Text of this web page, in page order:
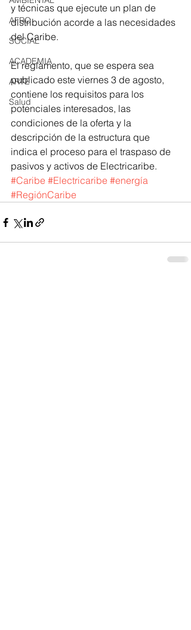
AFRO
SOCIAL
ACADEMIA
ARTE
Salud
y técnicas que ejecute un plan de
distribución acorde a las necesidades
del Caribe.
El reglamento, que se espera sea
publicado este viernes 3 de agosto,
contiene los requisitos para los
potenciales interesados, las
condiciones de la oferta y la
descripción de la estructura que
indica el proceso para el traspaso de
pasivos y activos de Electricaribe.
#Caribe #Electricaribe #energía
#RegiónCaribe